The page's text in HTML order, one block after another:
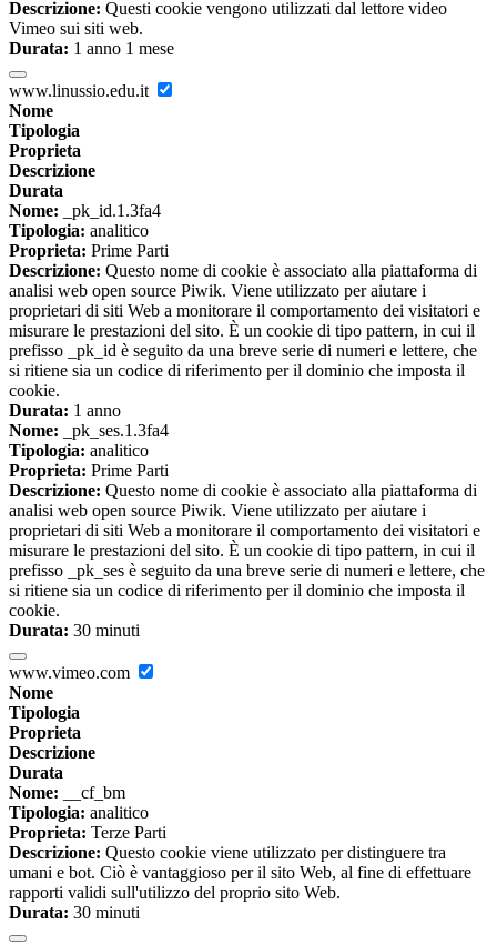
Descrizione: Questi cookie vengono utilizzati dal lettore video
Vimeo sui siti web.
Durata: 1 anno 1 mese
www.linussio.edu.it
Nome
Tipologia
Proprieta
Descrizione
Durata
Nome: _pk_id.1.3fa4
Tipologia: analitico
Proprieta: Prime Parti
Descrizione: Questo nome di cookie è associato alla piattaforma di
analisi web open source Piwik. Viene utilizzato per aiutare i
proprietari di siti Web a monitorare il comportamento dei visitatori e
misurare le prestazioni del sito. È un cookie di tipo pattern, in cui il
prefisso _pk_id è seguito da una breve serie di numeri e lettere, che
si ritiene sia un codice di riferimento per il dominio che imposta il
cookie.
Durata: 1 anno
Nome: _pk_ses.1.3fa4
Tipologia: analitico
Proprieta: Prime Parti
Descrizione: Questo nome di cookie è associato alla piattaforma di
analisi web open source Piwik. Viene utilizzato per aiutare i
proprietari di siti Web a monitorare il comportamento dei visitatori e
misurare le prestazioni del sito. È un cookie di tipo pattern, in cui il
prefisso _pk_ses è seguito da una breve serie di numeri e lettere, che
si ritiene sia un codice di riferimento per il dominio che imposta il
cookie.
Durata: 30 minuti
www.vimeo.com
Nome
Tipologia
Proprieta
Descrizione
Durata
Nome: __cf_bm
Tipologia: analitico
Proprieta: Terze Parti
Descrizione: Questo cookie viene utilizzato per distinguere tra
umani e bot. Ciò è vantaggioso per il sito Web, al fine di effettuare
rapporti validi sull'utilizzo del proprio sito Web.
Durata: 30 minuti